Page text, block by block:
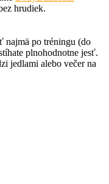
hrudiek.
najmä po tréningu (do
plnohodnotne jesť.
jedlami alebo večer na